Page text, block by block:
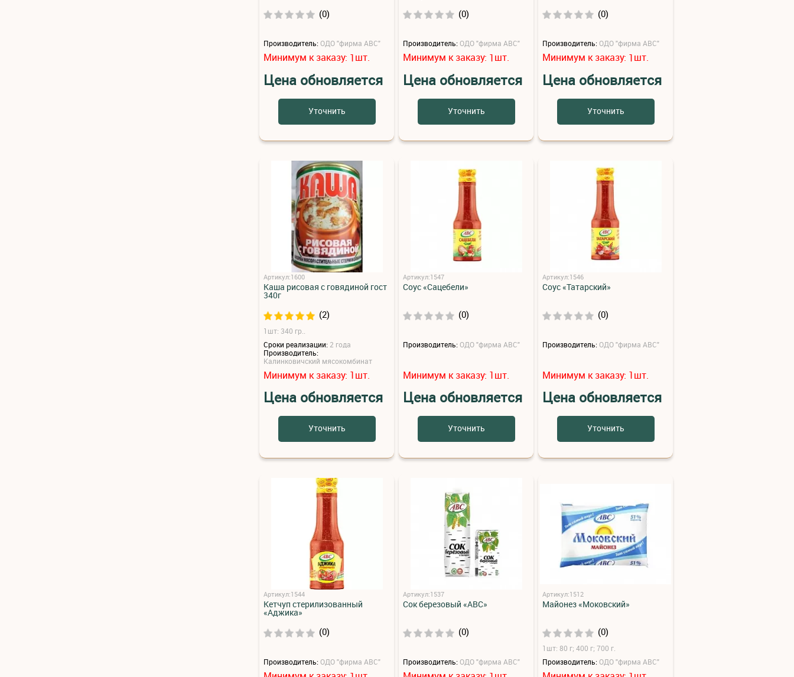
(0)
Производитель:ОДО "фирма АВС"
Минимум к заказу: 1шт.
Цена обновляется
Уточнить
(0)
Производитель:ОДО "фирма АВС"
Минимум к заказу: 1шт.
Цена обновляется
Уточнить
(0)
Производитель:ОДО "фирма АВС"
Минимум к заказу: 1шт.
Цена обновляется
Уточнить
Артикул:1600
Каша рисовая с говядиной гост
340г
(2)
1шт: 340 гр..
Сроки реализации: 2 года
Производитель:
Калинковичский мясокомбинат
Минимум к заказу: 1шт.
Цена обновляется
Уточнить
Артикул:1547
Соус «Сацебели»
(0)
Производитель:ОДО "фирма АВС"
Минимум к заказу: 1шт.
Цена обновляется
Уточнить
Артикул:1546
Соус «Татарский»
(0)
Производитель:ОДО "фирма АВС"
Минимум к заказу: 1шт.
Цена обновляется
Уточнить
Артикул:1544
Кетчуп стерилизованный
«Аджика»
(0)
Производитель:ОДО "фирма АВС"
Артикул:1537
Сок березовый «АВС»
(0)
Производитель:ОДО "фирма АВС"
Артикул:1512
Майонез «Моковский»
(0)
1шт: 80 г; 400 г; 700 г.
Производитель:ОДО "фирма АВС"